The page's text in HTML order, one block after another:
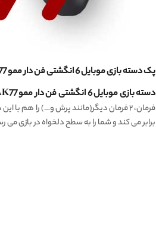
پک دسته بازی موبایل 6 انگشتی فن دار ممو MEMO AK77 اصل و اورجینال به همراه یک جفت کاور عرق گیر انگشتی گیمینگ درجه یک شرکتی Wasp Feelers
دسته بازی موبایل 6 انگشتی فن دار ممو MEMO AK77
برابر می کند و شما را به سطح دلخواه در بازی می